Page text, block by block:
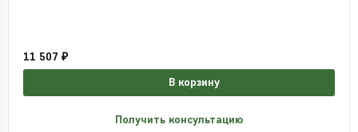
11 507 ₽
В корзину
Получить консультацию